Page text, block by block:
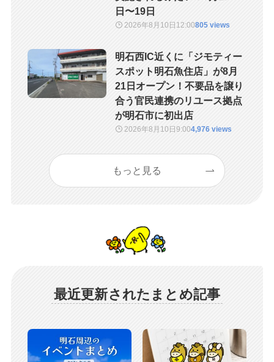
日〜19日
2026年8月10日 12:00805 views
明石西IC近くに「ジモティー
スポット明石魚住店」が8月
21日オープン！不要品を譲り
合う官民連携のリユース拠点
が明石市に初出店
2026年8月10日9:004,976 views
もっと見る
最近更新されたまとめ記事